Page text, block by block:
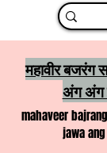
महावीर बजरंग
अंग अंग
mahaveer
jawa